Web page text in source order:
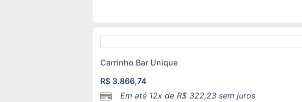
Carrinho Bar Unique
R$3.866,74
Em até 12x de R$322,23sem juros